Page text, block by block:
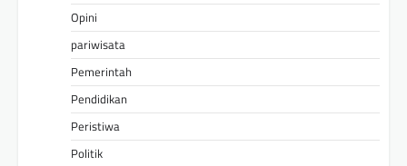
Opini
pariwisata
Pemerintah
Pendidikan
Peristiwa
Politik